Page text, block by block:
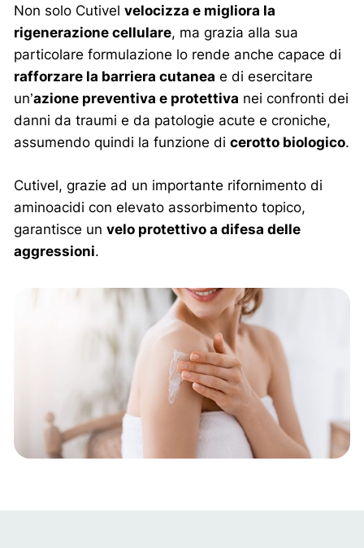
Non solo Cutivelvelocizza e migliora la
rigenerazione cellulare, ma grazia alla sua
particolare formulazione lo rende anche capace di
rafforzare la barriera cutanea e di esercitare
un’azione preventiva e protettiva nei confronti dei
danni da traumi e da patologie acute e croniche,
assumendo quindi la funzione dicerotto biologico.
Cutivel, grazie ad un importante rifornimento di
aminoacidi con elevato assorbimento topico,
garantisce unvelo protettivo a difesa delle
aggressioni.